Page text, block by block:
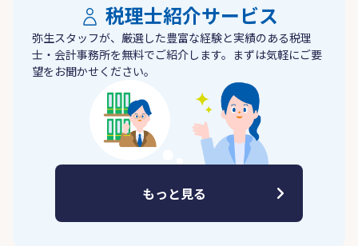
税理士紹介サービス
弥生スタッフが、厳選した豊富な経験と実績のある税理
士・会計事務所を無料でご紹介します。まずは気軽にご要
望をお聞かせください。
もっと見る